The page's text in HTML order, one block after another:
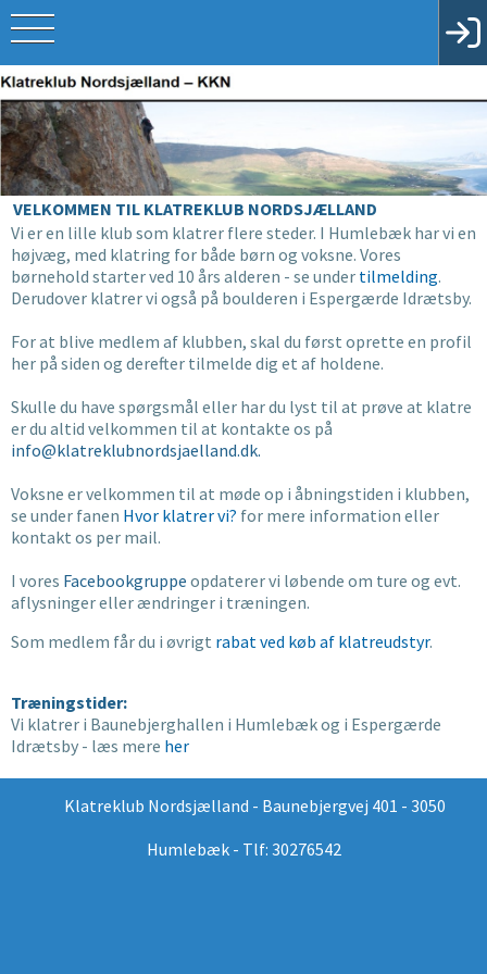
VELKOMMEN TIL KLATREKLUB NORDSJÆLLAND
Vi er en lille klub som klatrer flere steder. I Humlebæk har vi en
højvæg, med klatring for både børn og voksne. Vores
børnehold starter ved 10 års alderen - se under tilmelding.
Derudover klatrer vi også på boulderen i Espergærde Idrætsby.
For at blive medlem af klubben, skal du først oprette en profil
her på siden og derefter tilmelde dig et af holdene.
Skulle du have spørgsmål eller har du lyst til at prøve at klatre
er du altid velkommen til at kontakte os på
info@klatreklubnordsjaelland.dk.
Voksne er velkommen til at møde op i åbningstiden i klubben,
se under fanen Hvor klatrer vi? for mere information eller
kontakt os per mail.
I vores Facebookgruppe opdaterer vi løbende om ture og evt.
aflysninger eller ændringer i træningen.
Som medlem får du i øvrigt rabat ved køb af klatreudstyr.
Træningstider:
Vi klatrer i Baunebjerghallen i Humlebæk og i Espergærde
Idrætsby - læs mere her
Klatreklub Nordsjælland - Baunebjergvej 401 - 3050
Humlebæk - Tlf: 30276542